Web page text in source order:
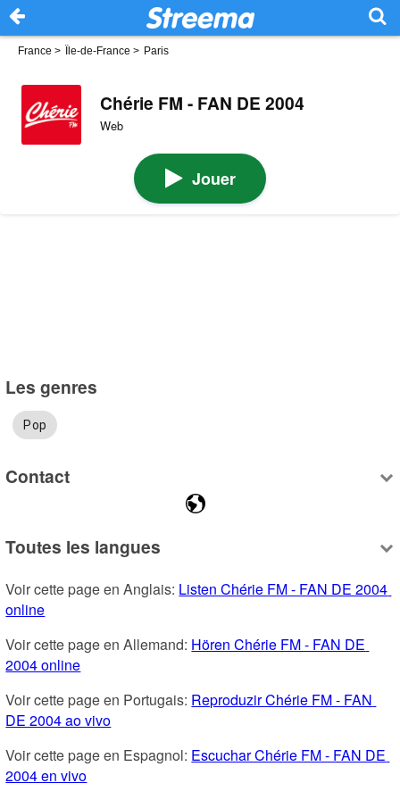
France > Île-de-France > Paris
Chérie FM - FAN DE 2004
Web
Jouer
Les genres
Pop
Contact
Toutes les langues
Voir cette page en Anglais: Listen Chérie FM - FAN DE 2004
online
Voir cette page en Allemand: Hören Chérie FM - FAN DE
2004 online
Voir cette page en Portugais: Reproduzir Chérie FM - FAN
DE 2004 ao vivo
Voir cette page en Espagnol: Escuchar Chérie FM - FAN DE
2004 en vivo